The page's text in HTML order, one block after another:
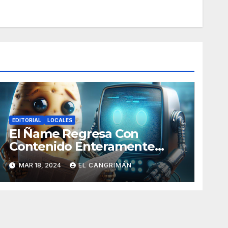
EDITORIAL LOCALES
El Ñame Regresa Con
Contenido Enteramente
Generado Por Inteligencia
Artificial
MAR 18, 2024 EL CANGRIMÁN